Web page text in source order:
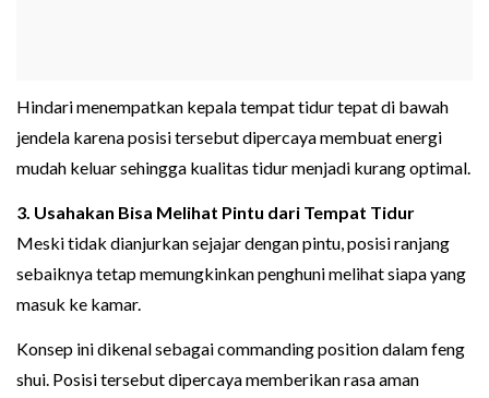
Hindari menempatkan kepala tempat tidur tepat di bawah
jendela karena posisi tersebut dipercaya membuat energi
mudah keluar sehingga kualitas tidur menjadi kurang optimal.
3. Usahakan Bisa Melihat Pintu dari Tempat Tidur
Meski tidak dianjurkan sejajar dengan pintu, posisi ranjang
sebaiknya tetap memungkinkan penghuni melihat siapa yang
masuk ke kamar.
Konsep ini dikenal sebagai commanding position dalam feng
shui. Posisi tersebut dipercaya memberikan rasa aman